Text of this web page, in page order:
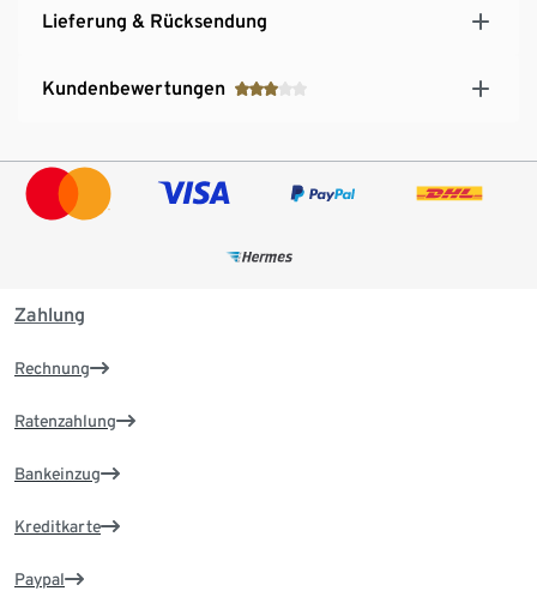
Lieferung & Rücksendung
Kundenbewertungen
Zahlung
Rechnung
Ratenzahlung
Bankeinzug
Kreditkarte
Paypal